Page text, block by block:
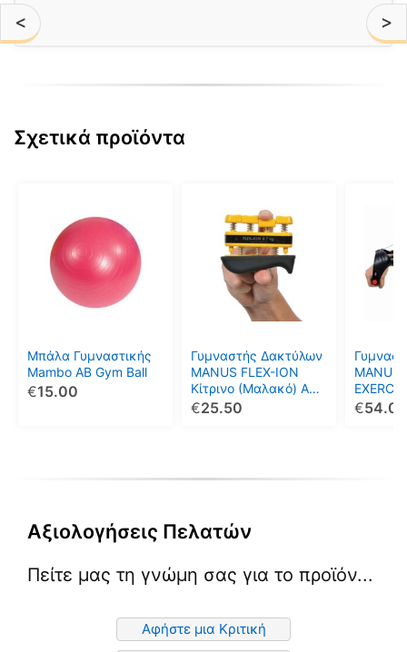
< >
Σχετικά προϊόντα
Μπάλα Γυμναστικής
Mambo AB Gym Ball
15.00
€
προϊόν
έχει
πολλαπλές
παραλλαγές.
μπορούν
να
επιλεγούν
Γυμναστής Δακτύλων
MANUS FLEX-ION
Κίτρινο (Μαλακό) AC-
3181
25.50
€
MANUS
54.00
€
Αξιολογήσεις Πελατών
Πείτε μας τη γνώμη σας για το προϊόν...
Αφήστε μια Κριτική